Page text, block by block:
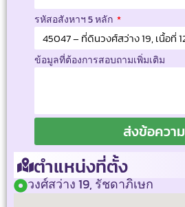
รหัสอสังหาฯ 5 หลัก
ข้อมูลที่ต้องการสอบถามเพิ่มเติม
ส่งข้อความ
ตำแหน่งที่ตั้ง
วงศ์สว่าง 19, รัชดาภิเษก